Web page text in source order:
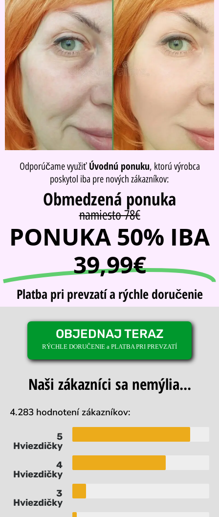
Odporúčame využiť Úvodnú ponuku, ktorú výrobca
poskytol iba pre nových zákazníkov:
Obmedzená ponuka
namiesto 78€
PONUKA 50% IBA
39,99€
Platba pri prevzatí a rýchle doručenie
OBJEDNAJ TERAZ
RÝCHLE DORUČENIE a PLATBA PRI PREVZATÍ
Naši zákazníci sa nemýlia...
4.283 hodnotení zákazníkov:
5
Hviezdičky
4
Hviezdičky
3
Hviezdičky